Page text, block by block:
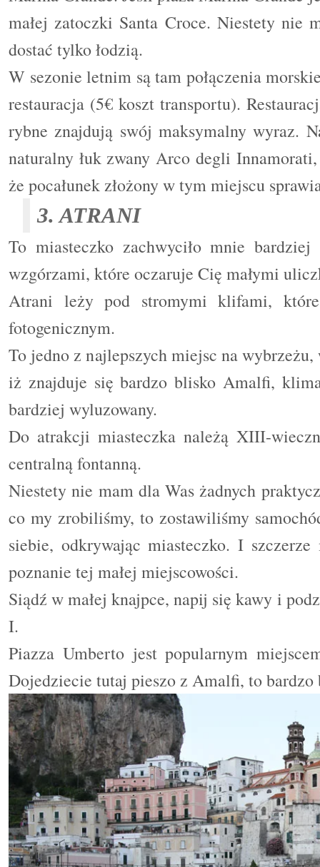
małej zatoczki Santa Croce. Niestety nie
dostać tylko łodzią.
W sezonie letnim są tam połączenia
restauracja (5€ koszt transportu).
rybne znajdują swój maksymalny wyraz.
naturalny łuk zwany Arco degli
że pocałunek złożony w tym miejscu
3. ATRANI
To miasteczko zachwyciło mnie
wzgórzami, które oczaruje Cię małymi
Atrani leży pod stromymi klifami,
fotogenicznym.
To jedno z najlepszych miejsc na
iż znajduje się bardzo blisko Amalfi,
bardziej wyluzowany.
Do atrakcji miasteczka należą XIII-
centralną fontanną.
Niestety nie mam dla Was żadnych
co my zrobiliśmy, to zostawiliśmy
siebie, odkrywając miasteczko. I
poznanie tej małej miejscowości.
Siądź w małej knajpce, napij się kawy i
I.
Piazza Umberto jest popularnym
Dojedziecie tutaj pieszo z Amalfi, to